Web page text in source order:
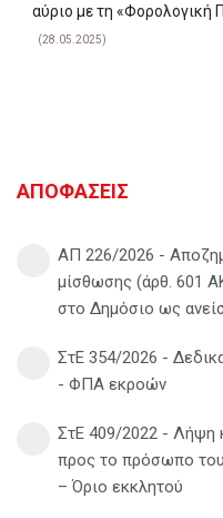
αύριο με τη «Φορολογική
(28.05.2025)
ΑΠΟΦΑΣΕΙΣ
ΑΠ 226/2026 -
μίσθωσης (άρθ. 601
στο Δημόσιο ως
ΣτΕ 354/2026 -
- ΦΠΑ εκροών
ΣτΕ 409/2022 - Λήψη
προς το πρόσωπο
– Όριο εκκλητού